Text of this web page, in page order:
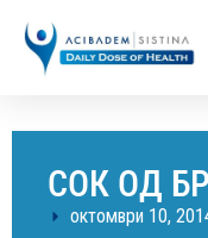
СОК ОД
октомври 10,